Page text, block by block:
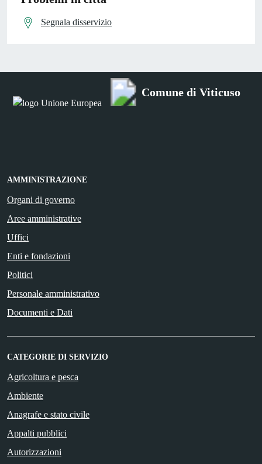
Segnala disservizio
Comune di Viticuso
AMMINISTRAZIONE
Organi di governo
Aree amministrative
Uffici
Enti e fondazioni
Politici
Personale amministrativo
Documenti e Dati
CATEGORIE DI SERVIZIO
Agricoltura e pesca
Ambiente
Anagrafe e stato civile
Appalti pubblici
Autorizzazioni